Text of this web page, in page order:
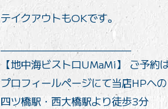
テイクアウトもOKです。
______________________
【地中海ビストロUMaMi】 ご予
プロフィールページにて当店HPへ
四ツ橋駅・西大橋駅より徒歩3分